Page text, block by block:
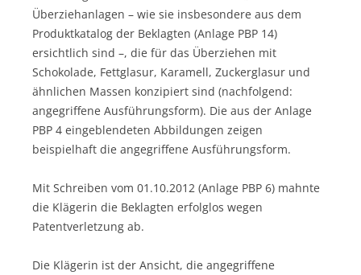
Überziehanlagen – wie sie insbesondere aus dem
Produktkatalog der Beklagten (Anlage PBP 14)
ersichtlich sind –, die für das Überziehen mit
Schokolade, Fettglasur, Karamell, Zuckerglasur und
ähnlichen Massen konzipiert sind (nachfolgend:
angegriffene Ausführungsform). Die aus der Anlage
PBP 4 eingeblendeten Abbildungen zeigen
beispielhaft die angegriffene Ausführungsform.
Mit Schreiben vom 01.10.2012 (Anlage PBP 6) mahnte
die Klägerin die Beklagten erfolglos wegen
Patentverletzung ab.
Die Klägerin ist der Ansicht, die angegriffene